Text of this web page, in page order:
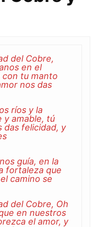
del Cobre,
en el
tu manto
nos das
ríos y la
y amable, tú
das felicidad, y
guía, en la
fortaleza que
camino se
del Cobre, Oh
en nuestros
el amor, y